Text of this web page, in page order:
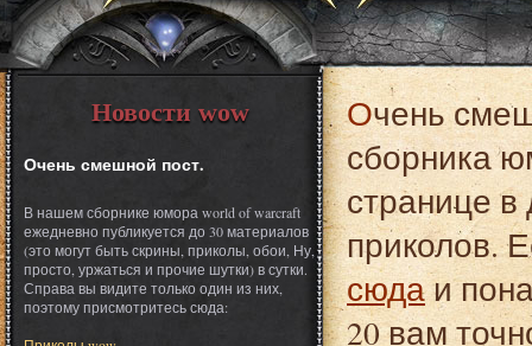
Новости wow
Очень смешной пост.
В нашем сборнике юмора world of warcraft
ежедневно публикуется до 30 материалов
(это могут быть скрины, приколы, обои, Ну,
просто, уржаться и прочие шутки) в сутки.
Справа вы видите только один из них,
поэтому присмотритесь сюда:
Очень смешной пост. Это один из материалов
сборника
странице в
приколов.
сюдаи
20 вам